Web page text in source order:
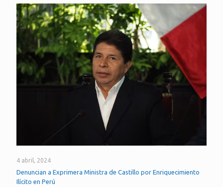
4 abril, 2024
Denuncian a Exprimera Ministra de Castillo por Enriquecimiento
Ilícito en Perú